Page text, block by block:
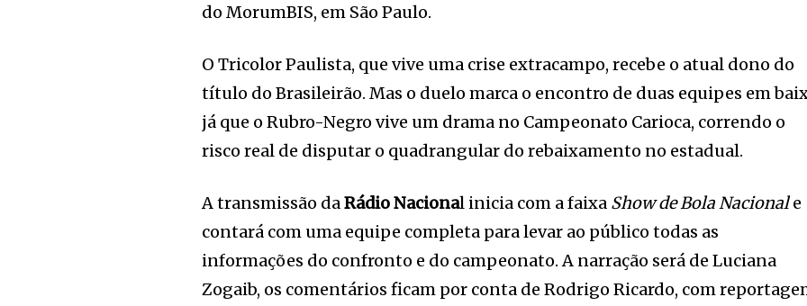
do MorumBIS, em São Paulo.
O Tricolor Paulista, que vive uma crise extracampo, recebe o atual dono do
título do Brasileirão. Mas o duelo marca o encontro de duas equipes em
já que o Rubro-Negro vive um drama no Campeonato Carioca, correndo o
risco real de disputar o quadrangular do rebaixamento no estadual.
A transmissão daRádio Nacional inicia com a faixa Show de Bola Nacionale
contará com uma equipe completa para levar ao público todas as
informações do confronto e do campeonato. A narração será de Luciana
Zogaib, os comentários ficam por conta de Rodrigo Ricardo, com